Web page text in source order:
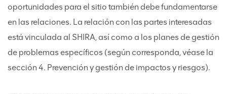
oportunidades para el sitio también debe fundamentarse
en las relaciones. La relación con las partes interesadas
está vinculada al SHIRA, así como a los planes de gestión
de problemas específicos (según corresponda, véase la
sección 4. Prevención y gestión de impactos y riesgos).